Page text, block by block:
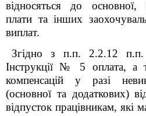
відносяться до основної,
плати та інших
виплат.
Згідно з п.п. 2.2.12
Інструкції № 5 оплата, а
компенсацій у разі
(основної та додаткових)
відпусток працівникам, які